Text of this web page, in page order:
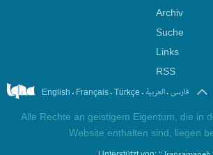
Archiv
Suche
Links
RSS
English . Français. Türkçe . العربیة.فارسی
Alle Rechte an geistigem Eigentum, die in
Website enthalten sind, liegen